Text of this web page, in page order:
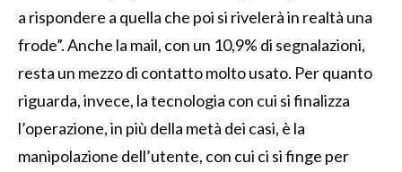
a rispondere a quella che poi si rivelerà in realtà una
frode”. Anche la mail, con un 10,9% di segnalazioni,
resta un mezzo di contatto molto usato. Per quanto
riguarda, invece, la tecnologia con cui si finalizza
l’operazione, in più della metà dei casi, è la
manipolazione dell’utente, con cui ci si finge per